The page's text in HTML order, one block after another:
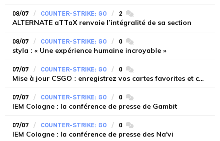
08/07 COUNTER-STRIKE: GO 2 commentaires
ALTERNATE aTTaX renvoie l’intégralité de sa section
08/07 COUNTER-STRIKE: GO 0 commentaires
styla : « Une expérience humaine incroyable »
07/07 COUNTER-STRIKE: GO 0 commentaires
Mise à jour CSGO : enregistrez vos cartes favorites et charte du fair-play
07/07 COUNTER-STRIKE: GO 0 commentaires
IEM Cologne : la conférence de presse de Gambit
07/07 COUNTER-STRIKE: GO 0 commentaires
IEM Cologne : la conférence de presse des Na'vi